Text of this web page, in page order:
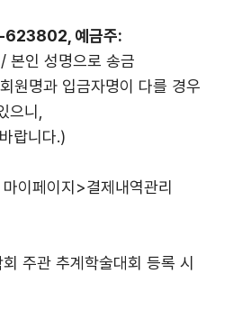
예금주:
/ 본인 성명으로 송금
원명과 입금자명이 다를 경우
으니,
랍니다.)
이페이지>결제내역관리
주관 추계학술대회 등록 시